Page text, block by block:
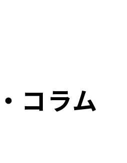
コラム